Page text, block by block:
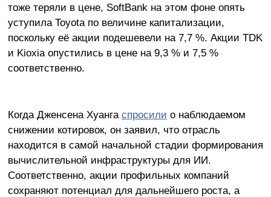
тоже теряли в цене, SoftBank на этом фоне опять
уступила Toyota по величине капитализации,
поскольку её акции подешевели на 7,7 %. Акции TDK
и Kioxia опустились в цене на 9,3 % и 7,5 %
соответственно.
Когда Дженсена Хуанга спросили о наблюдаемом
снижении котировок, он заявил, что отрасль
находится в самой начальной стадии формирования
вычислительной инфраструктуры для ИИ.
Соответственно, акции профильных компаний
сохраняют потенциал для дальнейшего роста, а